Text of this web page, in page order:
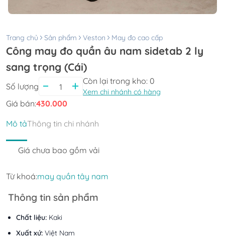
Trang chủ Sản phẩm Veston May đo cao cấp
Công may đo quần âu nam sidetab 2 ly
sang trọng (Cái)
Số lượng
Còn lại trong kho: 0
Xem chi nhánh có hàng
Giá bán:430.000
Mô tảThông tin chi nhánh
Giá chưa bao gồm vải
Từ khoá:may quần tây nam
Thông tin sản phẩm
Chất liệu: Kaki
Xuất xứ: Việt Nam